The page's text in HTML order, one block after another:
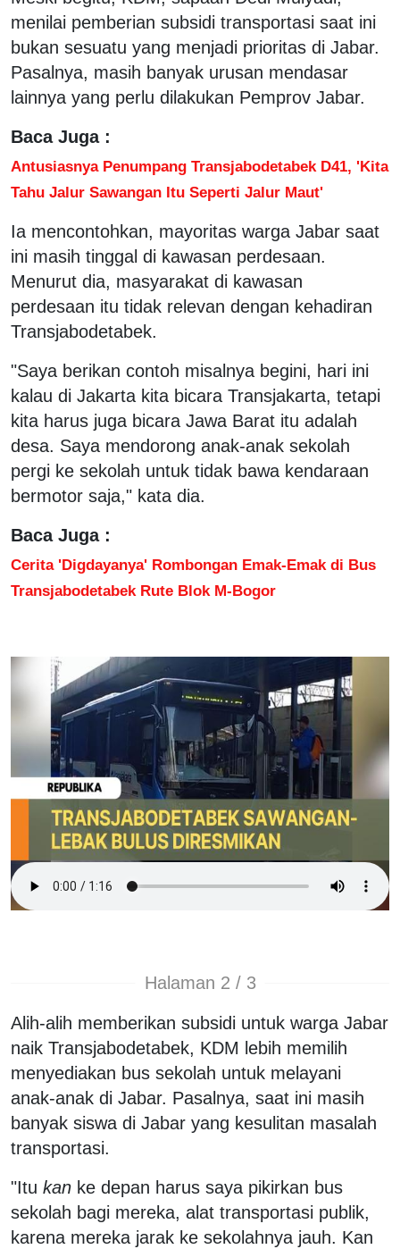
menilai pemberian subsidi transportasi saat ini
bukan sesuatu yang menjadi prioritas di Jabar.
Pasalnya, masih banyak urusan mendasar
lainnya yang perlu dilakukan Pemprov Jabar.
Baca Juga :
Antusiasnya Penumpang Transjabodetabek D41, 'Kita
Tahu Jalur Sawangan Itu Seperti Jalur Maut'
Ia mencontohkan, mayoritas warga Jabar saat
ini masih tinggal di kawasan perdesaan.
Menurut dia, masyarakat di kawasan
perdesaan itu tidak relevan dengan kehadiran
Transjabodetabek.
"Saya berikan contoh misalnya begini, hari ini
kalau di Jakarta kita bicara Transjakarta, tetapi
kita harus juga bicara Jawa Barat itu adalah
desa. Saya mendorong anak-anak sekolah
pergi ke sekolah untuk tidak bawa kendaraan
bermotor saja," kata dia.
Baca Juga :
Cerita 'Digdayanya' Rombongan Emak-Emak di Bus
Transjabodetabek Rute Blok M-Bogor
Halaman 2 / 3
Alih-alih memberikan subsidi untuk warga Jabar
naik Transjabodetabek, KDM lebih memilih
menyediakan bus sekolah untuk melayani
anak-anak di Jabar. Pasalnya, saat ini masih
banyak siswa di Jabar yang kesulitan masalah
transportasi.
"Itu kan ke depan harus saya pikirkan bus
sekolah bagi mereka, alat transportasi publik,
karena mereka jarak ke sekolahnya jauh. Kan